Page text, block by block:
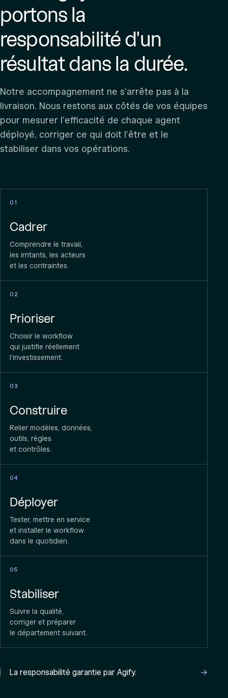
portons la
responsabilité d'un
résultat dans la durée.
Notre accompagnement ne s'arrête pas à la
livraison. Nous restons aux côtés de vos équipes
pour mesurer l'efficacité de chaque agent
déployé, corriger ce qui doit l'être et le
stabiliser dans vos opérations.
01
Cadrer
Comprendre le travail,
les irritants, les acteurs
et les contraintes.
02
Prioriser
Choisir le workflow
qui justifie réellement
l’investissement.
03
Construire
Relier modèles, données,
outils, règles
et contrôles.
04
Déployer
Tester, mettre en service
et installer le workflow
dans le quotidien.
05
Stabiliser
Suivre la qualité,
corriger et préparer
le département suivant.
La responsabilité garantie par Agify. →